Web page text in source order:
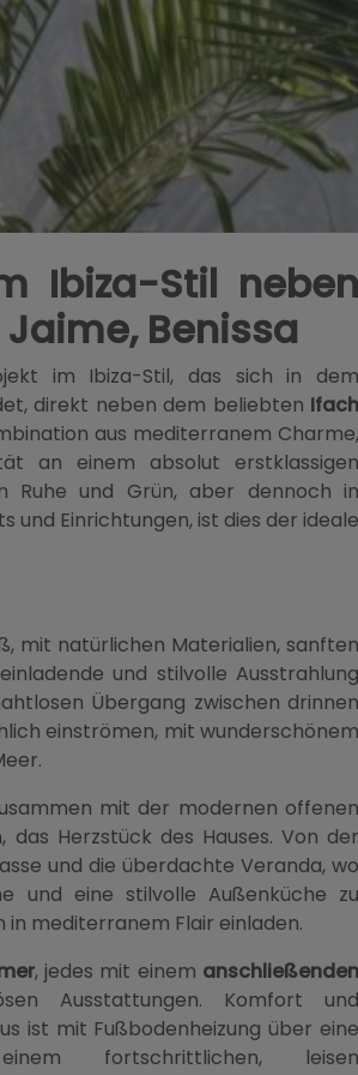
Ibiza-Stil neben
Benissa
im Ibiza-Stil, das sich in dem
direkt neben dem beliebten Ifach
aus mediterranem Charme,
an einem absolut erstklassigen
Ruhe und Grün, aber dennoch in
und Einrichtungen, ist dies der ideale
mit natürlichen Materialien, sanften
und stilvolle Ausstrahlung
Übergang zwischen drinnen
einströmen, mit wunderschönem
mit der modernen offenen
Herzstück des Hauses. Von der
und die überdachte Veranda, wo
und eine stilvolle Außenküche zu
mediterranem Flair einladen.
, jedes mit einem anschließenden
Ausstattungen. Komfort und
ist mit Fußbodenheizung über eine
fortschrittlichen, leisen